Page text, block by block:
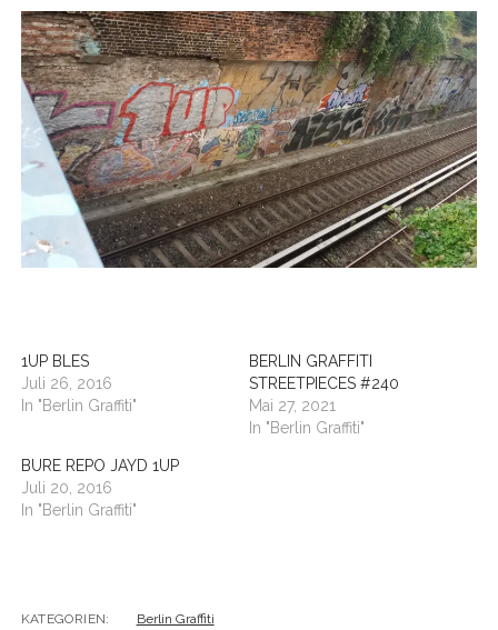
WANDERTAG LEIPZIG
WANDERTAG ROSTOCK
BELGRAD
1UP BLES
Juli 26, 2016
In "Berlin Graffiti"
BERLIN GRAFFITI
STREETPIECES #240
Mai 27, 2021
In "Berlin Graffiti"
BURE REPO JAYD 1UP
Juli 20, 2016
In "Berlin Graffiti"
KATEGORIEN: Berlin Graffiti